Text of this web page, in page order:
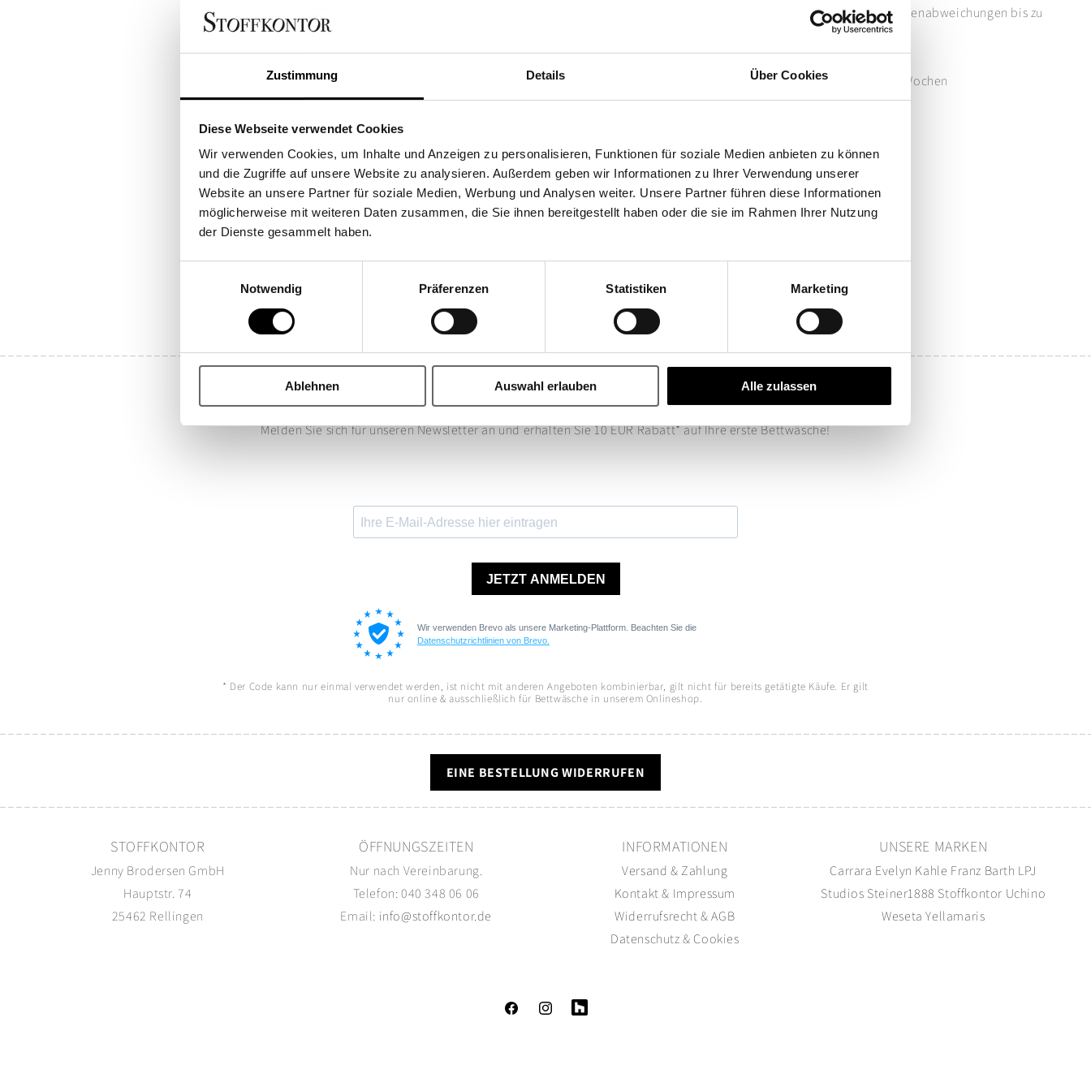
Zustimmung Details Über Cookies
Diese Webseite verwendet Cookies
Wir verwenden Cookies, um Inhalte und Anzeigen zu personalisieren, Funktionen für soziale Medien anbieten zu können
und die Zugriffe auf unsere Website zu analysieren. Außerdem geben wir Informationen zu Ihrer Verwendung unserer
Website an unsere Partner für soziale Medien, Werbung und Analysen weiter. Unsere Partner führen diese Informationen
möglicherweise mit weiteren Daten zusammen, die Sie ihnen bereitgestellt haben oder die sie im Rahmen Ihrer Nutzung
der Dienste gesammelt haben.
Notwendig
Präferenzen Statistiken Marketing
Ablehnen Auswahl erlauben Alle zulassen
Da Wolle ein Naturprodukt ist, liegen Größenabweichungen bis zu
Sondergrößen auf Wunsch
Die Lieferzeit für Überlängen beträgt 3-4 Wochen
In der Maschine waschbar, Wollwaschgang
Share
BLEIBEN SIE AUF DEM LAUFENDEN
Melden Sie sich für unseren Newsletter an und erhalten Sie 10 EUR Rabatt* auf Ihre erste Bettwäsche!
* Der Code kann nur einmal verwendet werden, ist nicht mit anderen Angeboten kombinierbar, gilt nicht für bereits getätigte Käufe. Er gilt
nur online & ausschließlich für Bettwäsche in unserem Onlineshop.
EINE BESTELLUNG WIDERRUFEN
STOFFKONTOR
Jenny Brodersen GmbH
Hauptstr. 74
25462 Rellingen
ÖFFNUNGSZEITEN
Nur nach Vereinbarung.
Telefon: 040 348 06 06
Email: info@stoffkontor.de
INFORMATIONEN
Versand & Zahlung
Kontakt& Impressum
Widerrufsrecht&AGB
Datenschutz& Cookies
UNSERE MARKEN
Carrara Evelyn Kahle Franz Barth LPJ
Studios Steiner1888 Stoffkontor Uchino
Weseta Yellamaris
FacebookInstagram
Tumblr